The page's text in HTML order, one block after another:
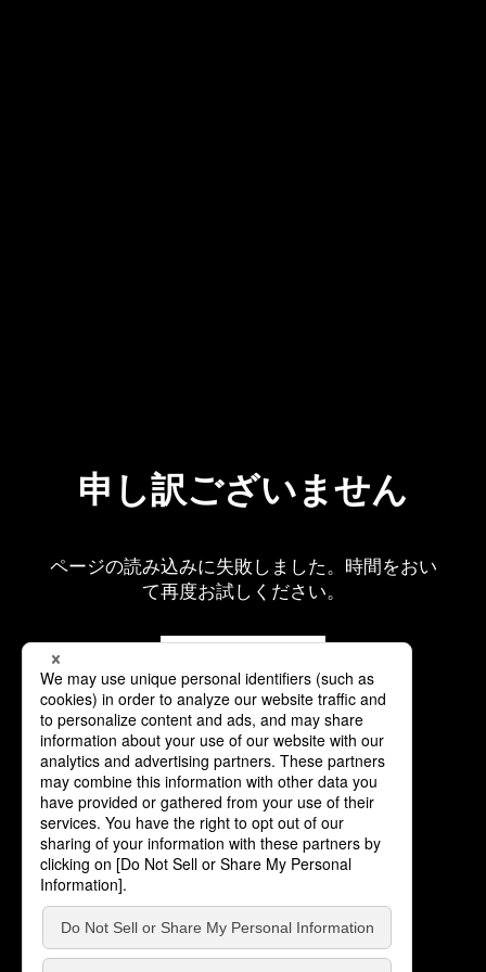
申し訳ございません
ページの読み込みに失敗しました。時間をおい
て再度お試しください。